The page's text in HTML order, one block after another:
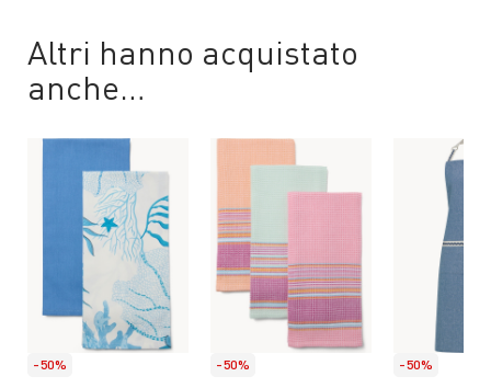
Altri hanno acquistato
anche…
-50%
-50%
-50%